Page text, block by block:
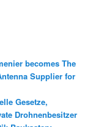
becomes The
Supplier for
Gesetze,
Drohnenbesitzer